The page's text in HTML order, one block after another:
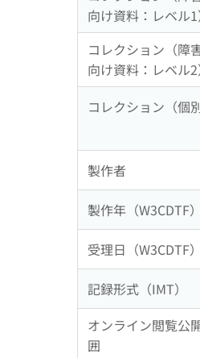
向け資料：レベル1
コレクション（障
向け資料：レベル2
コレクション（個別
製作者
製作年（W3CDTF）
受理日（W3CDTF）
記録形式（IMT）
オンライン閲覧公
囲